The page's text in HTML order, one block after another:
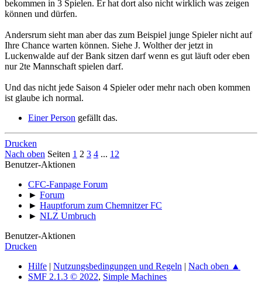
bekommen in 3 Spielen. Er hat dort also nicht wirklich was zeigen
können und dürfen.
Andersrum sieht man aber das zum Beispiel junge Spieler nicht auf
Ihre Chance warten können. Siehe J. Wolther der jetzt in
Luckenwalde auf der Bank sitzen darf wenn es gut läuft oder eben
nur 2te Mannschaft spielen darf.
Und das nicht jede Saison 4 Spieler oder mehr nach oben kommen
ist glaube ich normal.
Einer Person gefällt das.
Drucken
Nach oben Seiten 1 2 3 4 ... 12
Benutzer-Aktionen
CFC-Fanpage Forum
► Forum
► Hauptforum zum Chemnitzer FC
► NLZ Umbruch
Benutzer-Aktionen
Drucken
Hilfe
Nutzungsbedingungen und Regeln
Nach oben ▲
SMF 2.1.3 © 2022, Simple Machines